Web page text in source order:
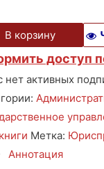
В корзину
доступ
нет активных
Метка:
Аннотация